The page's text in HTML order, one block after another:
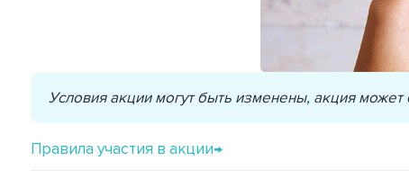
Условия акции могут быть изменены, акция
Правила участия в акции→